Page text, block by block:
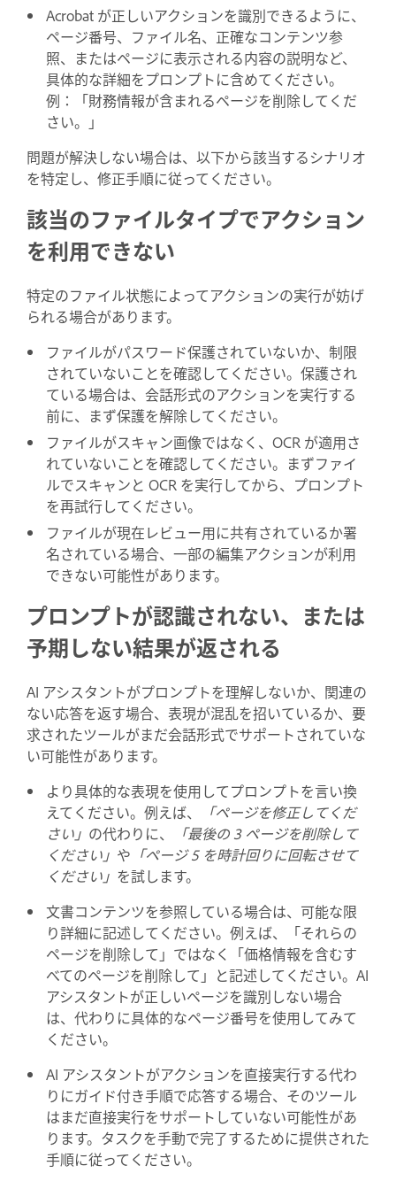
Acrobat が正しいアクションを識別できるように、
ページ番号、ファイル名、正確なコンテンツ参
照、またはページに表示される内容の説明など、
具体的な詳細をプロンプトに含めてください。
例：「財務情報が含まれるページを削除してくだ
さい。」
問題が解決しない場合は、以下から該当するシナリオ
を特定し、修正手順に従ってください。
該当のファイルタイプでアクション
を利用できない
特定のファイル状態によってアクションの実行が妨げ
られる場合があります。
ファイルがパスワード保護されていないか、制限
されていないことを確認してください。保護され
ている場合は、会話形式のアクションを実行する
前に、まず保護を解除してください。
ファイルがスキャン画像ではなく、OCR が適用さ
れていないことを確認してください。まずファイ
ルでスキャンと OCR を実行してから、プロンプト
を再試行してください。
ファイルが現在レビュー用に共有されているか署
名されている場合、一部の編集アクションが利用
できない可能性があります。
プロンプトが認識されない、または
予期しない結果が返される
AI アシスタントがプロンプトを理解しないか、関連の
ない応答を返す場合、表現が混乱を招いているか、要
求されたツールがまだ会話形式でサポートされていな
い可能性があります。
より具体的な表現を使用してプロンプトを言い換
えてください。例えば、
「ページを修正してくだ
さい」 の代わりに、
「最後の 3 ページを削除して
ください」 や 「ページ 5 を時計回りに回転させて
ください」 を試します。
文書コンテンツを参照している場合は、可能な限
り詳細に記述してください。例えば、「それらの
ページを削除して」ではなく「価格情報を含むす
べてのページを削除して」と記述してください。AI
アシスタントが正しいページを識別しない場合
は、代わりに具体的なページ番号を使用してみて
ください。
AI アシスタントがアクションを直接実行する代わ
りにガイド付き手順で応答する場合、そのツール
はまだ直接実行をサポートしていない可能性があ
ります。タスクを手動で完了するために提供された
手順に従ってください。